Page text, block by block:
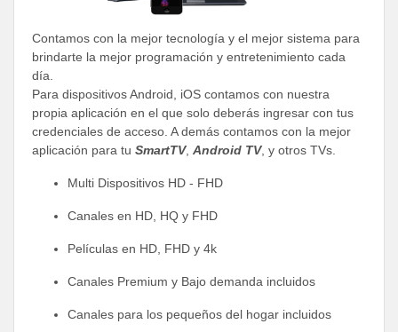
Contamos con la mejor tecnología y el mejor sistema para
brindarte la mejor programación y entretenimiento cada
día.
Para dispositivos Android, iOS contamos con nuestra
propia aplicación en el que solo deberás ingresar con tus
credenciales de acceso. A demás contamos con la mejor
aplicación para tu SmartTV, Android TV, y otros TVs.
Multi Dispositivos HD - FHD
Canales en HD, HQ y FHD
Películas en HD, FHD y 4k
Canales Premium y Bajo demanda incluidos
Canales para los pequeños del hogar incluidos